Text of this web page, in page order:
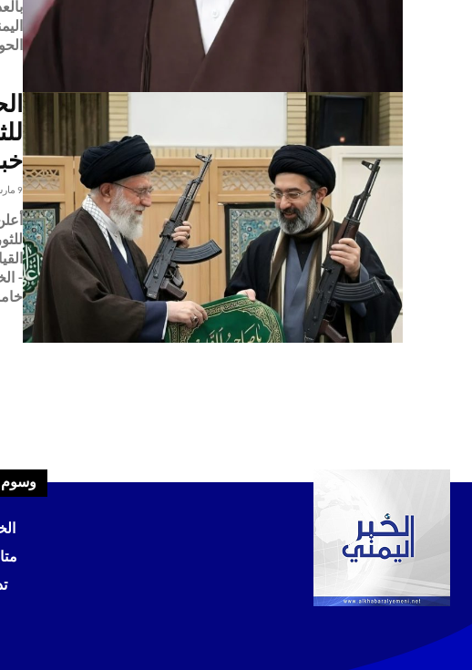
9 مارس، 2026
-
وسوم